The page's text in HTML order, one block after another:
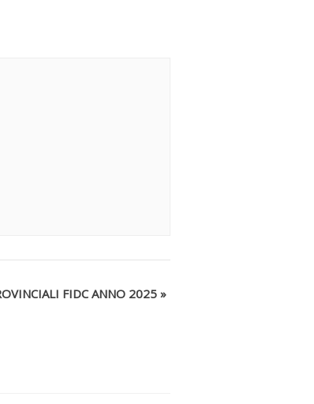
FIDC ANNO 2025»